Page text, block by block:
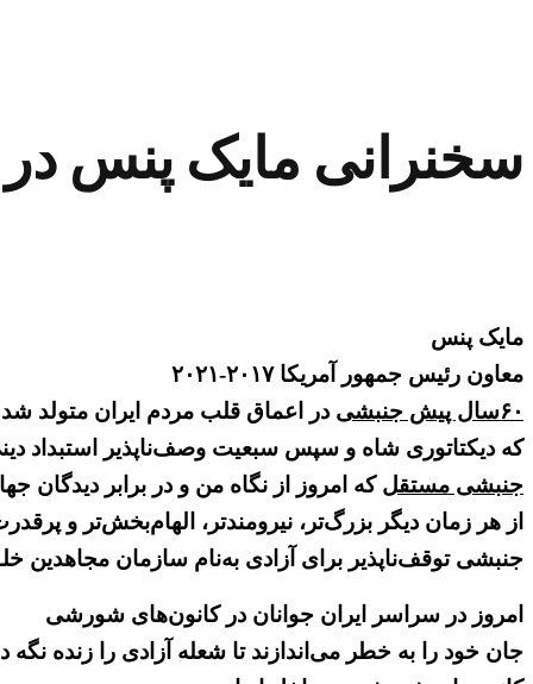
سخنرانی مایک پنس در
مایک پنس
معاون رئیس جمهور آمریکا ۲۰۱۷-۲۰۲۱
۶۰سال پیش جنبشی
در اعماق قلب مردم ایران متولد شد
که دیکتاتوری شاه و سپس سبعیت وصف‌ناپذیر استبداد
جنبشی مستقل که امروز از نگاه من و در برابر دیدگان
از هر زمان دیگر بزرگ‌تر، نیرومندتر، الهام‌بخش‌تر و
جنبشی توقف‌ناپذیر برای آزادی به‌نام سازمان مجاهدین
امروز در سراسر ایران جوانان در کانون‌های شورشی
جان خود را به خطر می‌اندازند تا شعله آزادی را زنده نگه